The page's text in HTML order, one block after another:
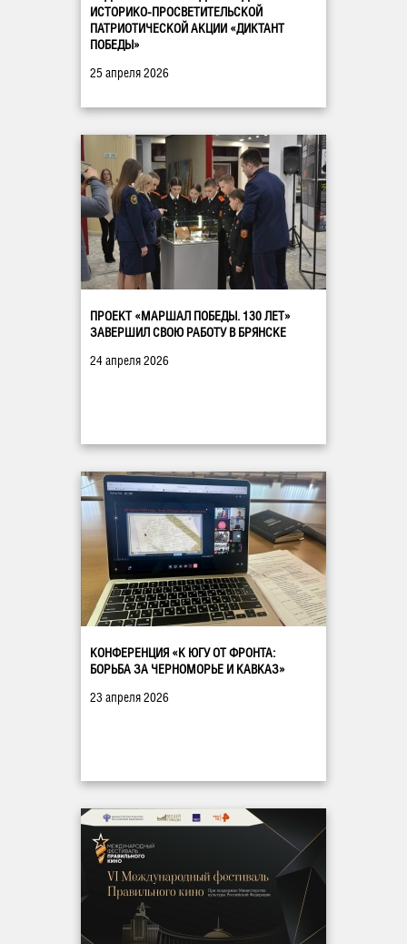
ИСТОРИКО-ПРОСВЕТИТЕЛЬСКОЙ
ПАТРИОТИЧЕСКОЙ АКЦИИ «ДИКТАНТ
ПОБЕДЫ»
25 апреля 2026
ПРОЕКТ «МАРШАЛ ПОБЕДЫ. 130 ЛЕТ»
ЗАВЕРШИЛ СВОЮ РАБОТУ В БРЯНСКЕ
24 апреля 2026
КОНФЕРЕНЦИЯ «К ЮГУ ОТ ФРОНТА:
БОРЬБА ЗА ЧЕРНОМОРЬЕ И КАВКАЗ»
23 апреля 2026